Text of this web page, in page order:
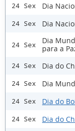
24 Sex Dia
24 Sex Dia
24 Sex
Dia
para a
24 Sex Dia do
24 Sex Dia
24 Sex Dia do
24 Sex Dia do